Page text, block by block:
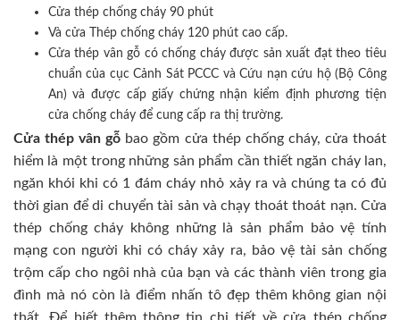
Cửa thép chống cháy 90 phút
Và cửa Thép chống cháy 120 phút cao cấp.
Cửa thép vân gỗ có chống cháy được sản xuất đạt theo tiêu
chuẩn của cục Cảnh Sát PCCC và Cứu nạn cứu hộ (Bộ Công
An) và được cấp giấy chứng nhận kiểm định phương tiện
cửa chống cháy để cung cấp ra thị trường.
Cửa thép vân gỗ bao gồm cửa thép chống cháy, cửa thoát
hiểm là một trong những sản phẩm cần thiết ngăn cháy lan,
ngăn khói khi có 1 đám cháy nhỏ xảy ra và chúng ta có đủ
thời gian để di chuyển tài sản và chạy thoát thoát nạn. Cửa
thép chống cháy không những là sản phẩm bảo vệ tính
mạng con người khi có cháy xảy ra, bảo vệ tài sản chống
trộm cấp cho ngôi nhà của bạn và các thành viên trong gia
đình mà nó còn là điểm nhấn tô đẹp thêm không gian nội